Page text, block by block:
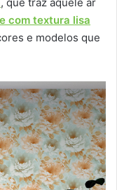
, que traz aquele ar
com textura lisa
e modelos que